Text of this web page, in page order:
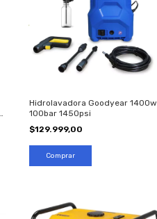
Hidrolavadora Goodyear 1400w
100bar 1450psi
$129.999,00